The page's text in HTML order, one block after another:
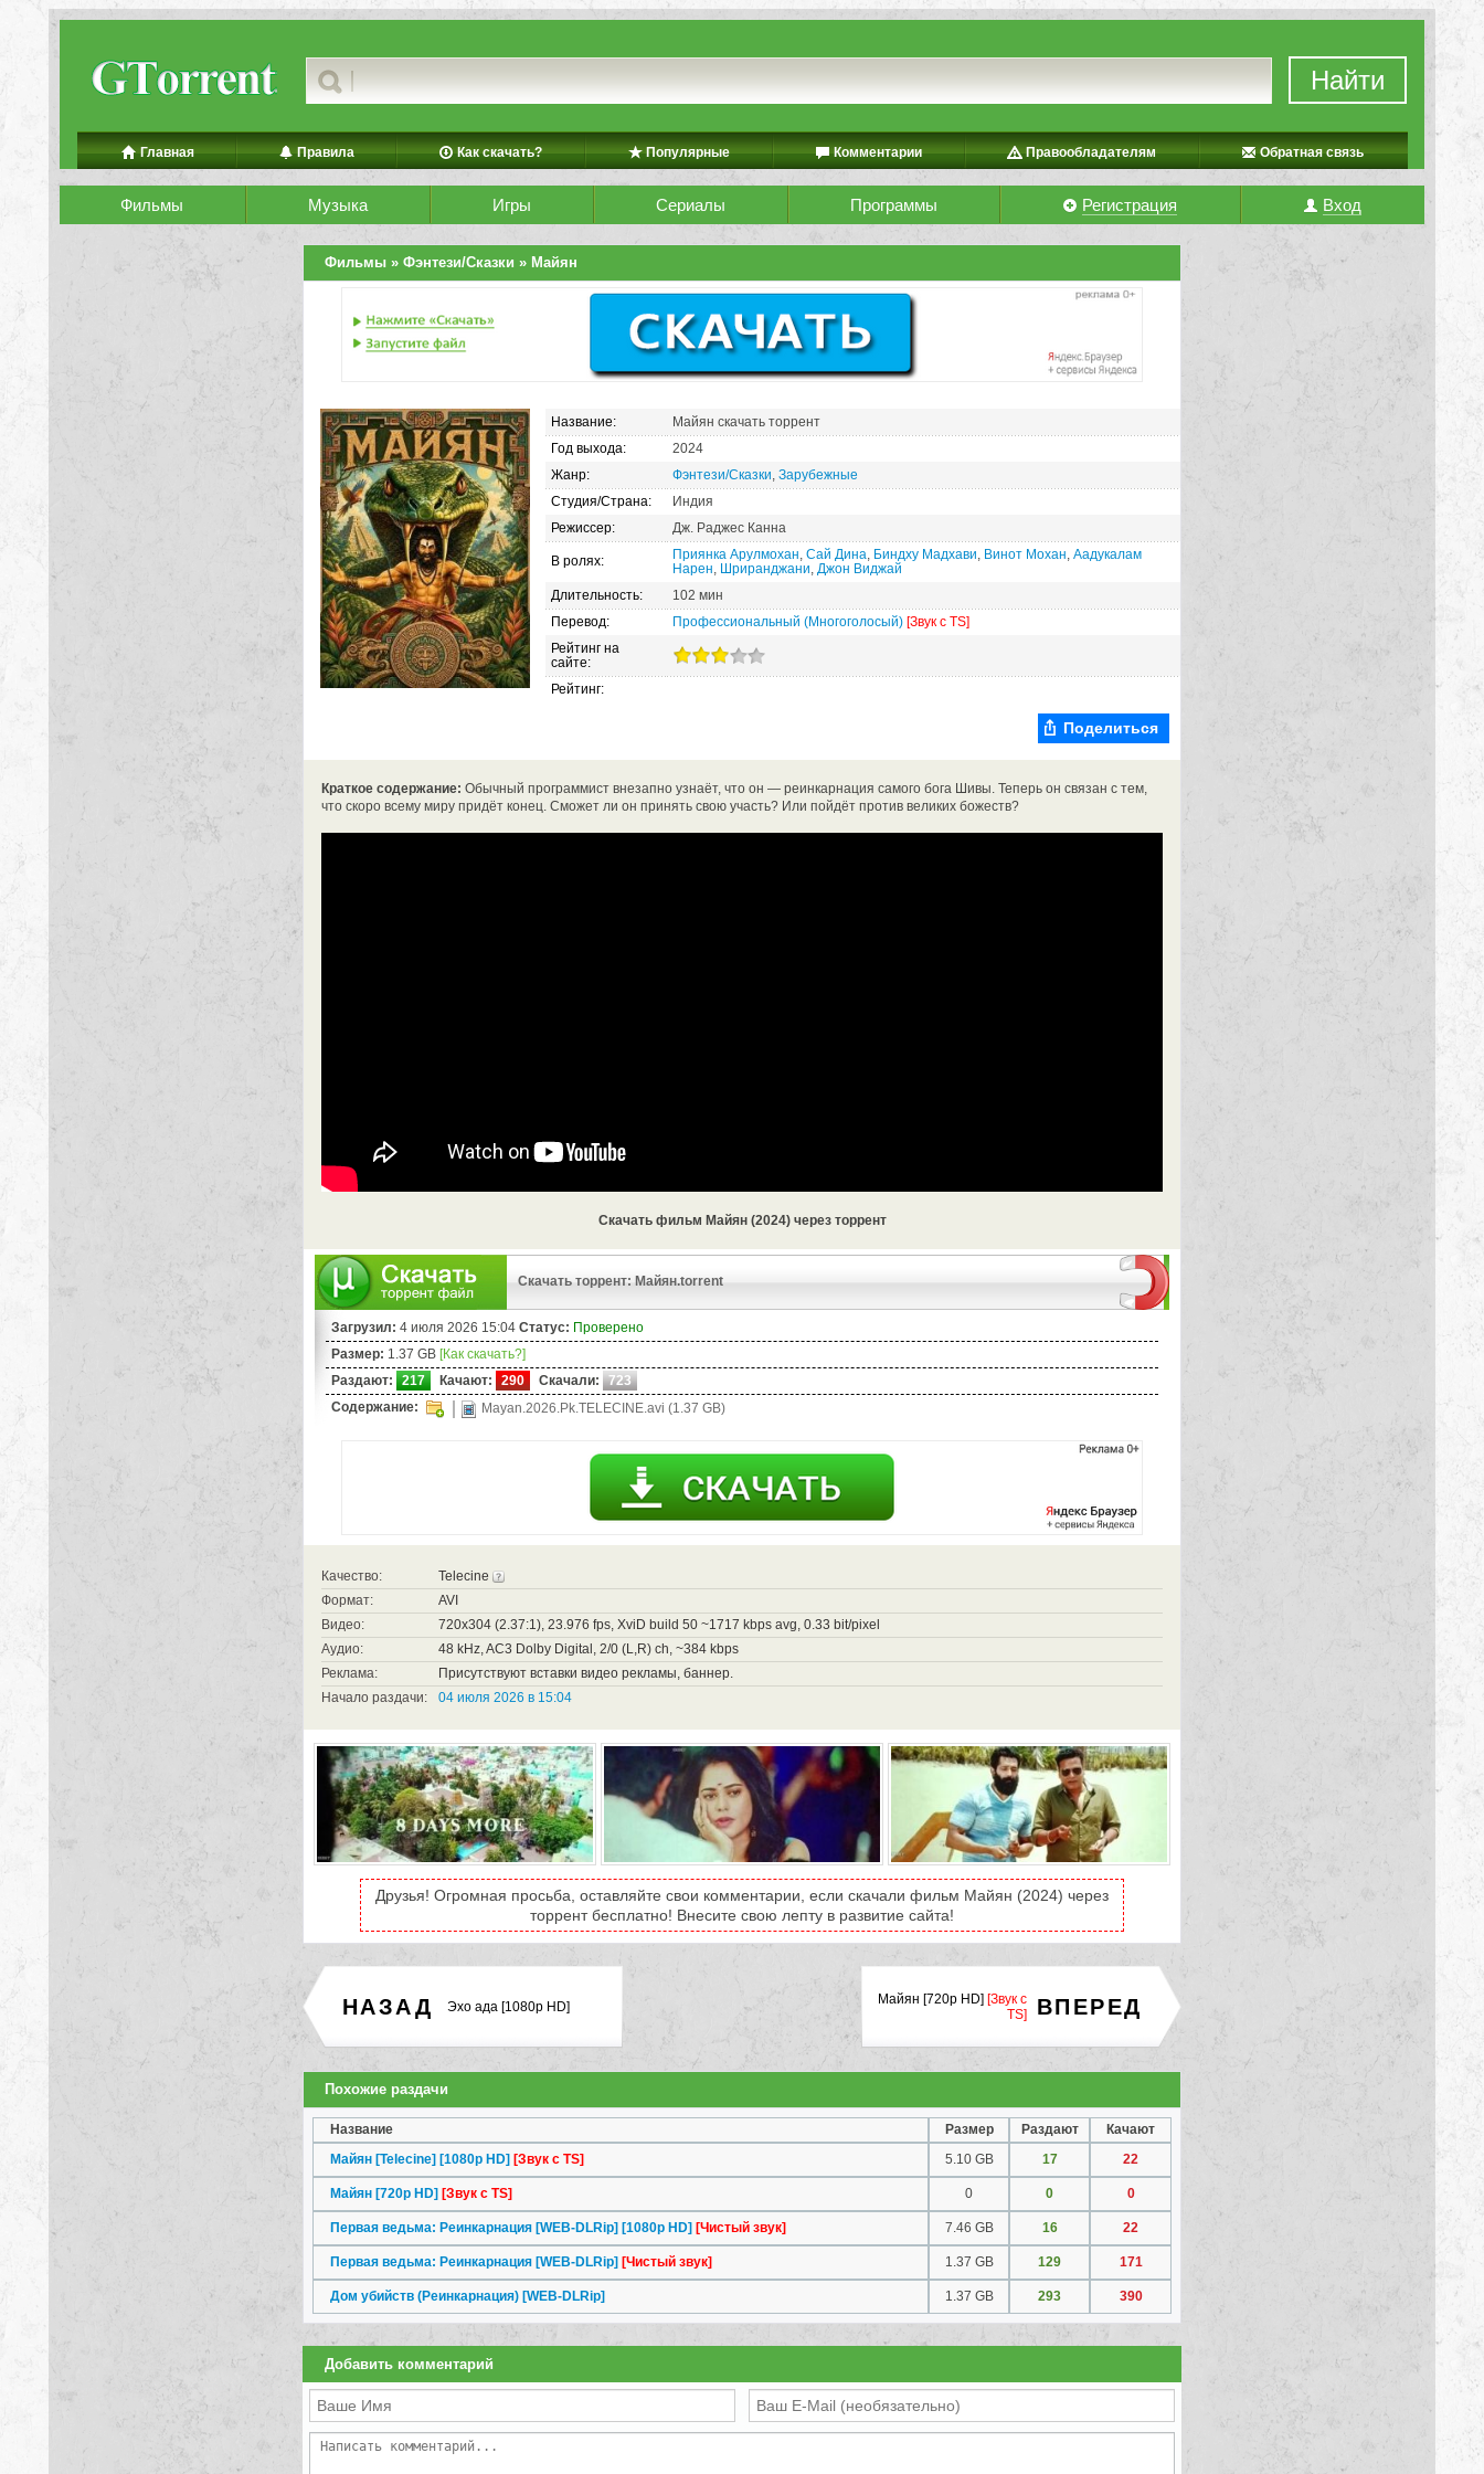
Найти
Главная Правила Как скачать? Популярные Комментарии Правообладателям Обратная связь
Фильмы Музыка Игры Сериалы Программы Регистрация Вход
Фильмы » Фэнтези/Сказки » Майян
Название:
Майян скачать торрент
Год выхода:
2024
Жанр:
Фэнтези/Сказки, Зарубежные
Студия/Страна:
Индия
Режиссер:
Дж. Раджес Канна
В ролях: Приянка Арулмохан, Сай Дина, Биндху Мадхави, Винот Мохан, Аадукалам
Нарен, Шриранджани, Джон Виджай
Длительность:
102 мин
Перевод:
Профессиональный (Многоголосый) [Звук с TS]
Рейтинг на
сайте:
Рейтинг:
Поделиться
Краткое содержание: Обычный программист внезапно узнаёт, что он — реинкарнация самого бога Шивы. Теперь он связан с тем,
что скоро всему миру придёт конец. Сможет ли он принять свою участь? Или пойдёт против великих божеств?
Скачать фильм Майян (2024) через торрент
Скачать торрент: Майян.torrent
Загрузил: 4 июля 2026 15:04 Статус: Проверено
Размер: 1.37 GB [Как скачать?]
Раздают:
217 Качают: 290 Скачали:
723
Содержание:
Mayan.2026.Pk.TELECINE.avi (1.37 GB)
Качество:
Telecine
Формат:
AVI
Видео:
720x304 (2.37:1), 23.976 fps, XviD build 50 ~1717 kbps avg, 0.33 bit/pixel
Аудио:
48 kHz, AC3 Dolby Digital, 2/0 (L,R) ch, ~384 kbps
Реклама:
Присутствуют вставки видео рекламы, баннер.
Начало раздачи:
04 июля 2026 в 15:04
Друзья! Огромная просьба, оставляйте свои комментарии, если скачали фильм Майян (2024) через
торрент бесплатно! Внесите свою лепту в развитие сайта!
НАЗАД Эхо ада [1080p HD] ВПЕРЕД
Майян [720p HD] [Звук с
TS]
Похожие раздачи
Название Размер Раздают
Качают
Майян [Telecine] [1080p HD] [Звук с TS] 5.10 GB 17 22
Майян [720p HD] [Звук с TS] 0 0 0
Первая ведьма: Реинкарнация [WEB-DLRip] [1080p HD] [Чистый звук] 7.46 GB 16 22
Первая ведьма: Реинкарнация [WEB-DLRip] [Чистый звук] 1.37 GB 129 171
Дом убийств (Реинкарнация) [WEB-DLRip] 1.37 GB 293 390
Добавить комментарий